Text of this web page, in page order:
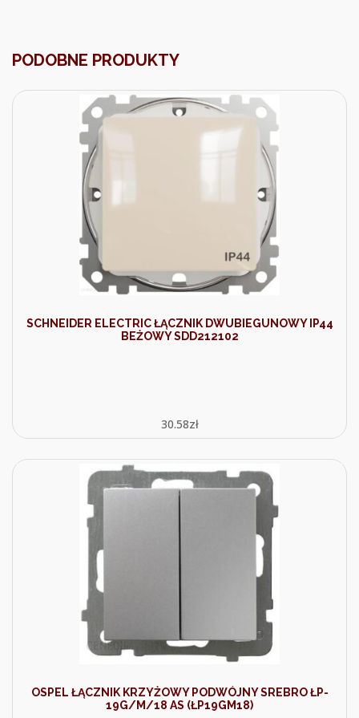
PODOBNE PRODUKTY
SCHNEIDER ELECTRIC ŁĄCZNIK DWUBIEGUNOWY IP44
BEŻOWY SDD212102
30.58zł
OSPEL ŁĄCZNIK KRZYŻOWY PODWÓJNY SREBRO ŁP-
19G/M/18 AS (ŁP19GM18)